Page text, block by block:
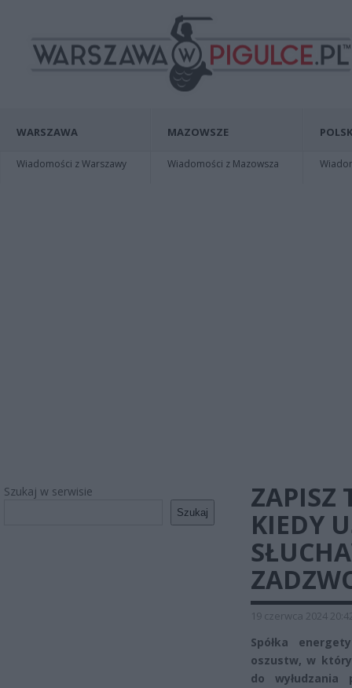
WARSZAWA
Wiadomości z Warszawy
MAZOWSZE
Wiadomości z Mazowsza
Szukaj w serwisie
Szukaj
ZAPISZ
KIEDY
19 czerwca 2024
Spółka
oszustw, w
do wyłudzania